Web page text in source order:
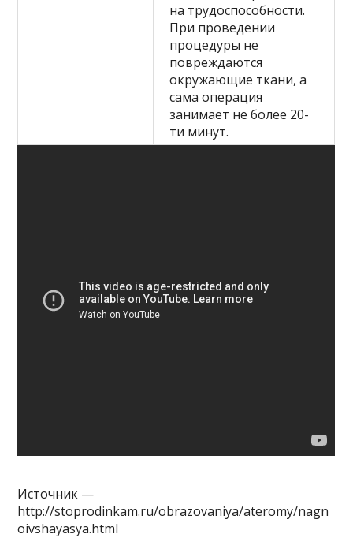
на трудоспособности.
При проведении
процедуры не
повреждаются
окружающие ткани, а
сама операция
занимает не более 20-
ти минут.
Источник —
http://stoprodinkam.ru/obrazovaniya/ateromy/nagn
oivshayasya.html